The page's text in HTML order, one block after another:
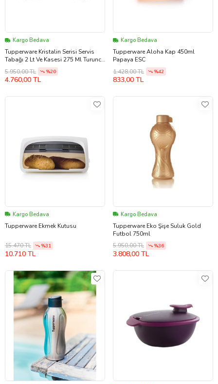
Kargo Bedava
Tupperware Kristalin Serisi Servis
Tabağı 2 Lt Ve Kasesi 275 Ml Turuncu
5.950,00 TL %20
4.760,00 TL
Kargo Bedava
Tupperware Aloha Kap 450ml
Papaya ESC
1.428,00 TL
%42
833,00 TL
Kargo Bedava
Tupperware Ekmek Kutusu
15.470 TL %31
10.710 TL
Kargo Bedava
Tupperware Eko Şişe Suluk Gold
Futbol 750ml
5.950,00 TL
%36
3.808,00 TL